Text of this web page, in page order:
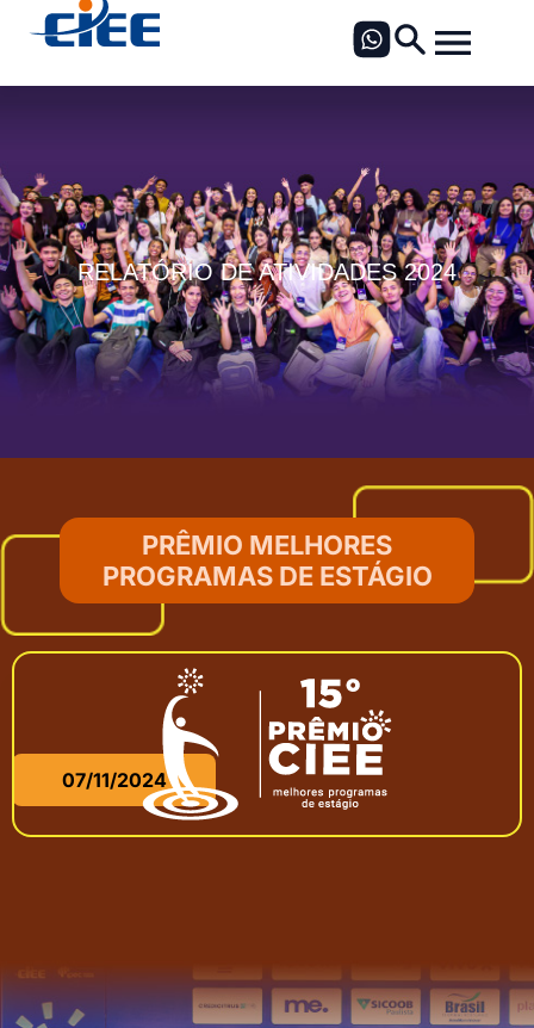
RELATÓRIO DE ATIVIDADES 2024
PRÊMIO MELHORES
PROGRAMAS DE ESTÁGIO
07/11/2024